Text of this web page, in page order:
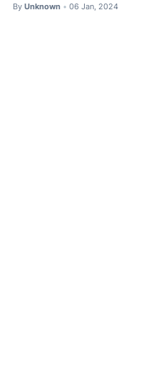
By Unknown • 06 Jan, 2024